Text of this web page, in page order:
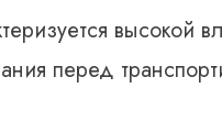
высокой
перед